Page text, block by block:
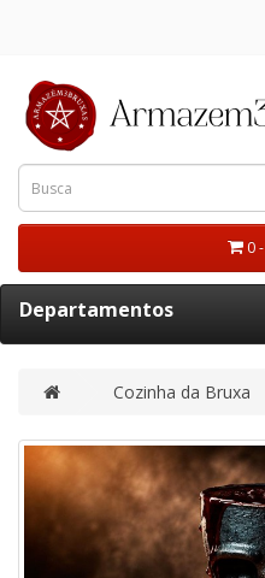
0
Departamentos
Cozinha da Bruxa